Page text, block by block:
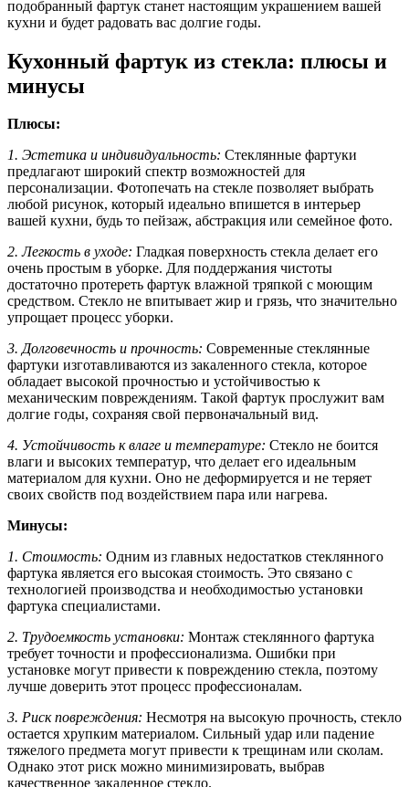
подобранный фартук станет настоящим украшением вашей
кухни и будет радовать вас долгие годы.
Кухонный фартук из стекла: плюсы и
минусы
Плюсы:
1. Эстетика и индивидуальность: Стеклянные фартуки
предлагают широкий спектр возможностей для
персонализации. Фотопечать на стекле позволяет выбрать
любой рисунок, который идеально впишется в интерьер
вашей кухни, будь то пейзаж, абстракция или семейное фото.
2. Легкость в уходе: Гладкая поверхность стекла делает его
очень простым в уборке. Для поддержания чистоты
достаточно протереть фартук влажной тряпкой с моющим
средством. Стекло не впитывает жир и грязь, что значительно
упрощает процесс уборки.
3. Долговечность и прочность: Современные стеклянные
фартуки изготавливаются из закаленного стекла, которое
обладает высокой прочностью и устойчивостью к
механическим повреждениям. Такой фартук прослужит вам
долгие годы, сохраняя свой первоначальный вид.
4. Устойчивость к влаге и температуре: Стекло не боится
влаги и высоких температур, что делает его идеальным
материалом для кухни. Оно не деформируется и не теряет
своих свойств под воздействием пара или нагрева.
Минусы:
1. Стоимость: Одним из главных недостатков стеклянного
фартука является его высокая стоимость. Это связано с
технологией производства и необходимостью установки
фартука специалистами.
2. Трудоемкость установки: Монтаж стеклянного фартука
требует точности и профессионализма. Ошибки при
установке могут привести к повреждению стекла, поэтому
лучше доверить этот процесс профессионалам.
3. Риск повреждения: Несмотря на высокую прочность, стекло
остается хрупким материалом. Сильный удар или падение
тяжелого предмета могут привести к трещинам или сколам.
Однако этот риск можно минимизировать, выбрав
качественное закаленное стекло.